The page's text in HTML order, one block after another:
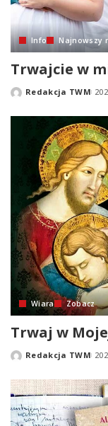
Info Najnowszy
Trwajcie w
PostedRedakcja TWM
Wiara Zobacz
Trwaj w
PostedRedakcja TWM